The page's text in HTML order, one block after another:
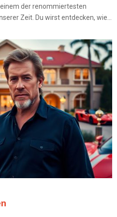
der renommiertesten
Zeit. Du wirst entdecken, wie...